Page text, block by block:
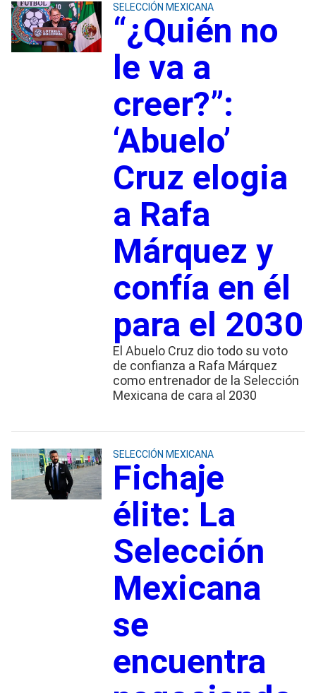
SELECCIÓN MEXICANA
“¿Quién no
le va a
creer?”:
‘Abuelo’
Cruz elogia
a Rafa
Márquez y
confía en él
para el 2030
El Abuelo Cruz dio todo su voto
de confianza a Rafa Márquez
como entrenador de la Selección
Mexicana de cara al 2030
SELECCIÓN MEXICANA
Fichaje
élite: La
Selección
Mexicana
se
encuentra